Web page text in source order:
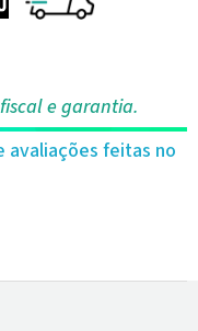
e garantia.
feitas no